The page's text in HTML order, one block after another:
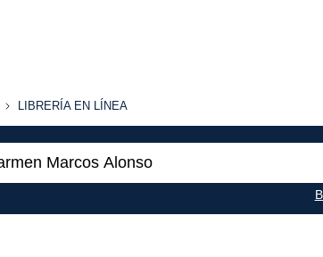
LIBRERÍA
LÍNEA
LIBRERÍA EN LÍNEA